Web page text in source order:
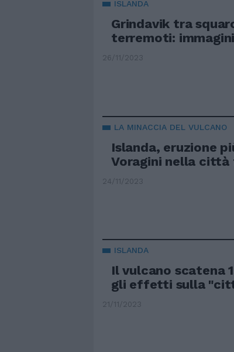
ISLANDA
Grindavik tra
terremoti:
26/11/2023
LA MINACCIA DEL VULCANO
Islanda, eruzione
Voragini nella città
24/11/2023
ISLANDA
Il vulcano scatena
gli effetti sulla
21/11/2023